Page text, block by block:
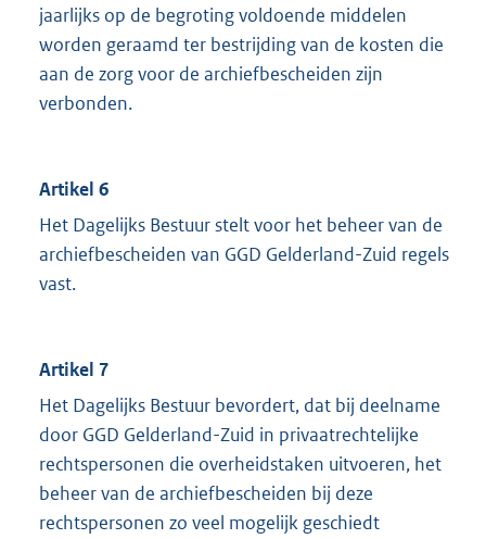
jaarlijks op de begroting voldoende middelen
worden geraamd ter bestrijding van de kosten die
aan de zorg voor de archiefbescheiden zijn
verbonden.
Artikel 6
Het Dagelijks Bestuur stelt voor het beheer van de
archiefbescheiden van GGD Gelderland-Zuid regels
vast.
Artikel 7
Het Dagelijks Bestuur bevordert, dat bij deelname
door GGD Gelderland-Zuid in privaatrechtelijke
rechtspersonen die overheidstaken uitvoeren, het
beheer van de archiefbescheiden bij deze
rechtspersonen zo veel mogelijk geschiedt